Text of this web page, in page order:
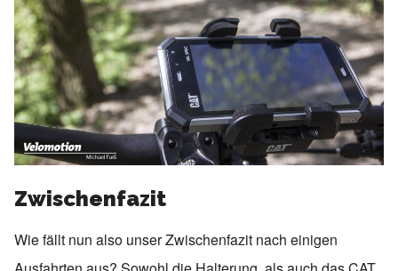
Zwischenfazit
Wie fällt nun also unser Zwischenfazit nach einigen